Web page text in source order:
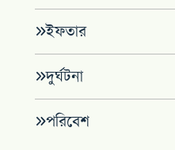
ইফতার
দুর্ঘটনা
পরিবেশ